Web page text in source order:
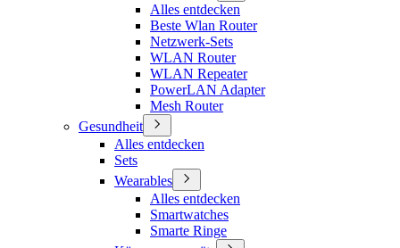
Alles entdecken
Beste Wlan Router
Netzwerk-Sets
WLAN Router
WLAN Repeater
PowerLAN Adapter
Mesh Router
Gesundheit
Alles entdecken
Sets
Wearables
Alles entdecken
Smartwatches
Smarte Ringe